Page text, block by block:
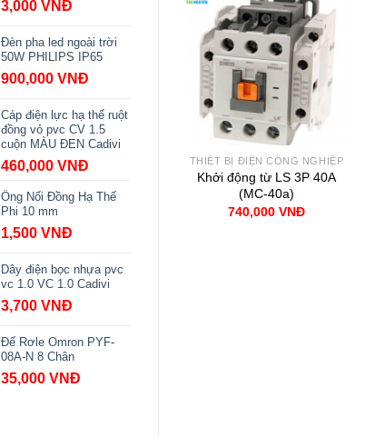
3,000 VNĐ
Đèn pha led ngoài trời
50W PHILIPS IP65
900,000 VNĐ
Cáp điện lực hạ thế ruột
đồng vỏ pvc CV 1.5
cuộn MÀU ĐEN Cadivi
460,000 VNĐ
Ống Nối Đồng Hạ Thế
Phi 10 mm
1,500 VNĐ
Dây điện bọc nhựa pvc
vc 1.0 VC 1.0 Cadivi
3,700 VNĐ
Đế Rơle Omron PYF-
08A-N 8 Chân
35,000 VNĐ
THIẾT BỊ ĐIỆN CÔNG NGHIỆP
Khởi động từ LS 3P 40A
(MC-40a)
740,000 VNĐ